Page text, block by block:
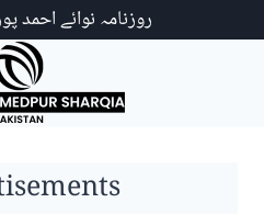
روزنامہ نوائے احمد